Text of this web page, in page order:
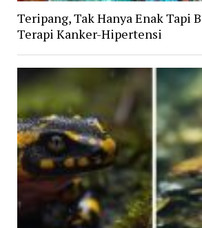
Teripang, Tak Hanya Enak Tapi
Terapi Kanker-Hipertensi